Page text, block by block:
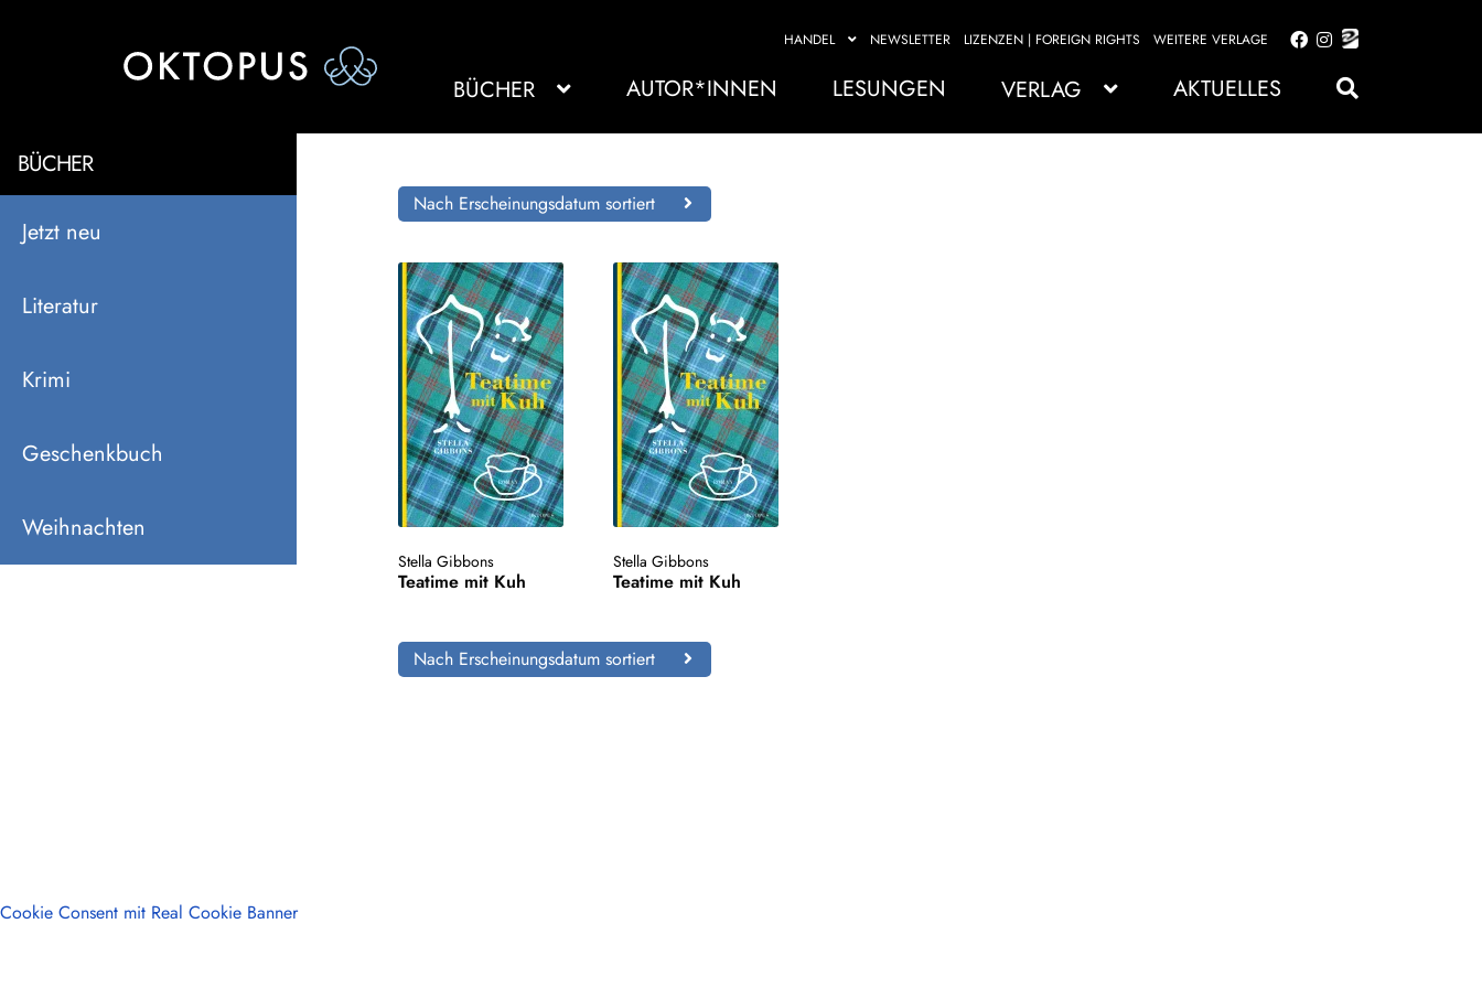
HANDEL NEWSLETTER LIZENZEN | FOREIGN RIGHTS WEITERE VERLAGE
Zur
springen
Zum
springen
BÜCHER AUTOR*INNEN LESUNGEN VERLAG AKTUELLES
BÜCHER
Jetzt neu
Literatur
Krimi
Geschenkbuch
Weihnachten
Nach Erscheinungsdatum sortiert
Stella Gibbons
Teatime mit Kuh
Stella Gibbons
Teatime mit Kuh
Nach Erscheinungsdatum sortiert
Cookie Consent mit Real Cookie Banner